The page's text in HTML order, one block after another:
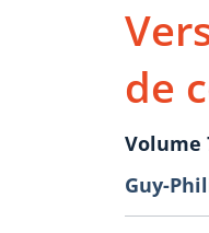
de
Volume
Guy-